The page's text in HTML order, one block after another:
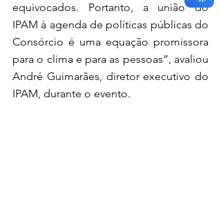
equivocados. Portanto, a união do
IPAM à agenda de políticas públicas do
Consórcio é uma equação promissora
para o clima e para as pessoas”, avaliou
André Guimarães, diretor executivo do
IPAM, durante o evento.